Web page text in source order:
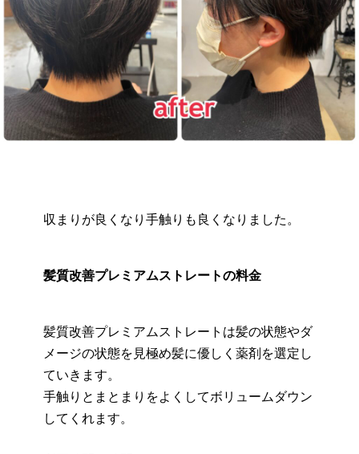
収まりが良くなり手触りも良くなりました。
髪質改善プレミアムストレートの料金
髪質改善プレミアムストレートは髪の状態やダ
メージの状態を見極め髪に優しく薬剤を選定し
ていきます。
手触りとまとまりをよくしてボリュームダウン
してくれます。